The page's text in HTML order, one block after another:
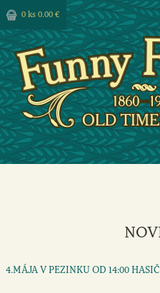
0 ks 0.00 €
4.MÁJA V PEZINKU OD 14:00